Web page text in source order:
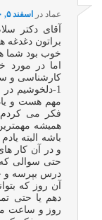
عماددر اسفند ۵, ۱۳۹۰ در ۱:۳۳ ب٫ظ
آقای دکتر
براتون دغدغه
خوب بود شما
اما در مورد
کارشناسی و سال
1-دلخوشیم
مهم هست و
فکر می کردم
همیشه
باشه البته
و در آن کار
حتی سوالی
درس بپرسه و
آن روز که
دهم یا حتی
روز و ساعت